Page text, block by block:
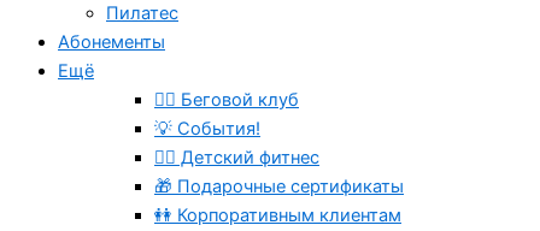
Пилатес
Абонементы
Ещё
🏃‍♂️ Беговой клуб
💡 События!
🤸‍♂️ Детский фитнес
🎁 Подарочные сертификаты
👭 Корпоративным клиентам